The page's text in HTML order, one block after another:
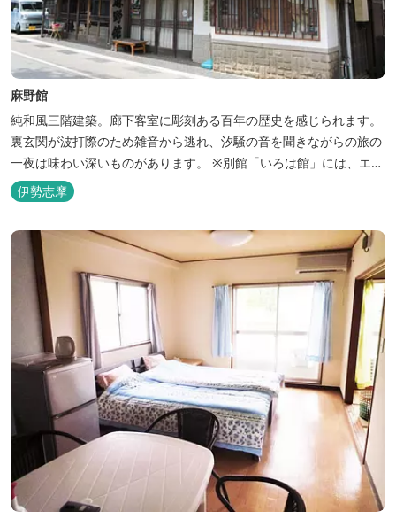
麻野館
純和風三階建築。廊下客室に彫刻ある百年の歴史を感じられます。
裏玄関が波打際のため雑音から逃れ、汐騒の音を聞きながらの旅の
一夜は味わい深いものがあります。 ※別館「いろは館」には、エイ
リアンやプレデターのリアルな模型があり、初めて見た方はビック
リしますよ。
伊勢志摩